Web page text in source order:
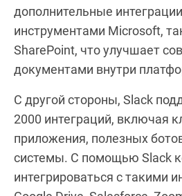
дополнительные
инструментами Microsoft,
SharePoint, что улучшает
документами внутри
С другой стороны, Slack
2000 интеграций, включая
приложения, полезных
системы. С помощью Slack
интегрироваться с такими